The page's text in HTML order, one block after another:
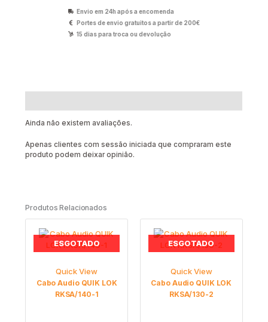
Envio em 24h após a encomenda
Portes de envio gratuitos a partir de 200€
15 dias para troca ou devolução
Ainda não existem avaliações.
Apenas clientes com sessão iniciada que compraram este
produto podem deixar opinião.
Produtos Relacionados
ESGOTADO
Quick View
Cabo Audio QUIK LOK
RKSA/140-1
ESGOTADO
Quick View
Cabo Audio QUIK LOK
RKSA/130-2